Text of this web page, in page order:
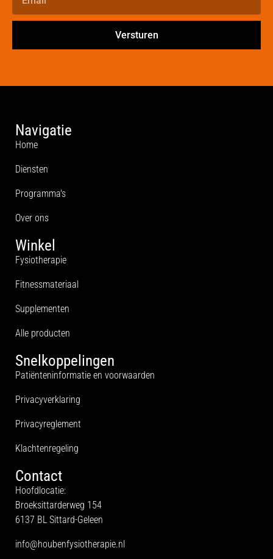
Versturen
Navigatie
Home
Diensten
Programma's
Over ons
Winkel
Fysiotherapie
Fitnessmateriaal
Supplementen
Alle producten
Snelkoppelingen
Patiënteninformatie en voorwaarden
Privacyverklaring
Privacyreglement
Klachtenregeling
Contact
Hoofdlocatie:
Broeksittarderweg 154
6137 BL Sittard-Geleen
info@houbenfysiotherapie.nl